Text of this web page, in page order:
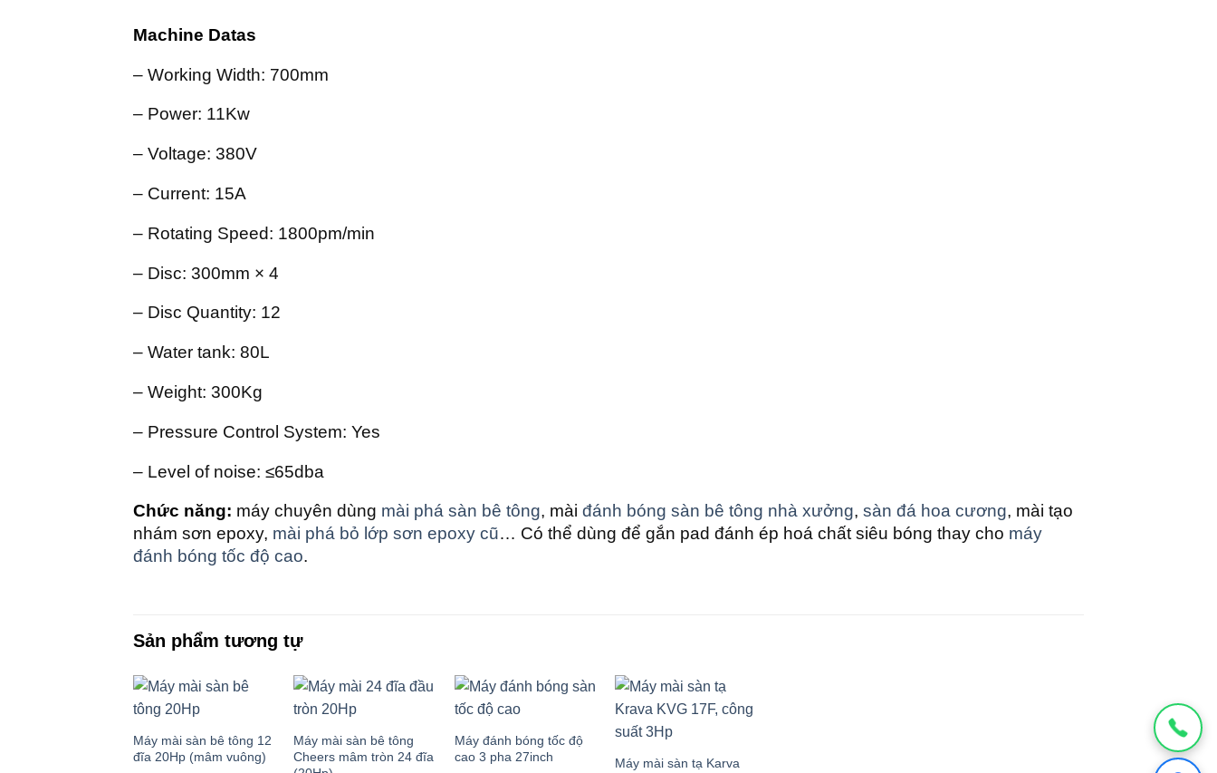
Machine Datas
– Working Width: 700mm
– Power: 11Kw
– Voltage: 380V
– Current: 15A
– Rotating Speed: 1800pm/min
– Disc: 300mm × 4
– Disc Quantity: 12
– Water tank: 80L
– Weight: 300Kg
– Pressure Control System: Yes
– Level of noise: ≤65dba
Chức năng: máy chuyên dùng mài phá sàn bê tông, mài đánh bóng sàn bê tông nhà xưởng, sàn đá hoa cương, mài tạo
nhám sơn epoxy, mài phá bỏ lớp sơn epoxy cũ… Có thể dùng để gắn pad đánh ép hoá chất siêu bóng thay cho máy
đánh bóng tốc độ cao.
Sản phẩm tương tự
Máy mài sàn bê tông 12
đĩa 20Hp (mâm vuông)
Máy mài sàn bê tông
Cheers mâm tròn 24 đĩa
Máy đánh bóng tốc độ
cao 3 pha 27inch
Máy mài sàn tạ Karva